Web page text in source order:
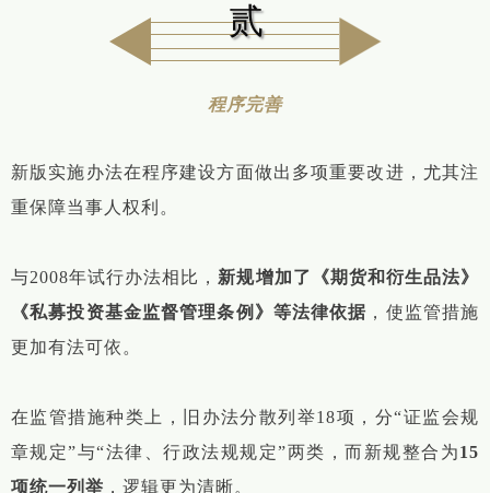
贰
程序完善
新版实施办法在程序建设方面做出多项重要改进，尤其注
重保障当事人权利。
与2008年试行办法相比，新规增加了《期货和衍生品法》
《私募投资基金监督管理条例》等法律依据 ，使监管措施
更加有法可依。
在监管措施种类上，旧办法分散列举18项，分“证监会规
章规定”与“法律、行政法规规定”两类，而新规整合为15
项统一列举 ，逻辑更为清晰。